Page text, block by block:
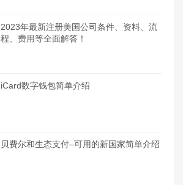
2023年最新注册美国公司条件、资料、流
程、费用等全面解答！
iCard数字钱包简单介绍
贝费尔和生态支付–可用的新国家简单介绍